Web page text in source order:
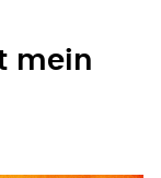
mein